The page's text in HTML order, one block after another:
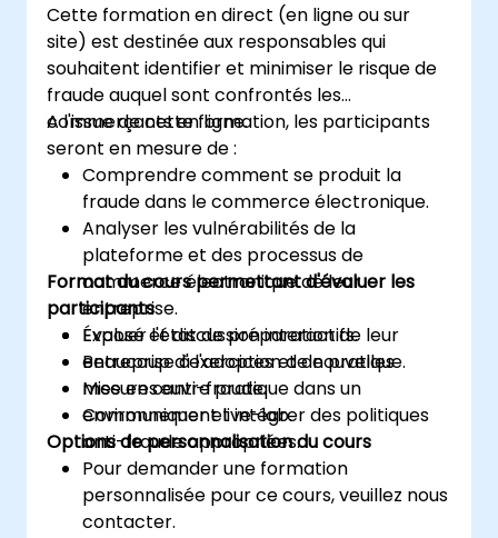
visualisation.
Déboguer et optimiser leur code
d'analyse des données.
Cette formation en direct (en ligne ou sur
site) est destinée aux responsables qui
souhaitent identifier et minimiser le risque de
fraude auquel sont confrontés les
commerçants en ligne.
A l'issue de cette formation, les participants
seront en mesure de :
Comprendre comment se produit la
fraude dans le commerce électronique.
Analyser les vulnérabilités de la
plateforme et des processus de
commerce électronique de leur
entreprise.
Évaluer l'état de préparation de leur
entreprise à l'adoption de nouvelles
mesures anti-fraude.
Communiquer et intégrer des politiques
anti-fraude appropriées.
Format du cours permettant d'évaluer les
participants
Exposé et discussion interactifs.
Beaucoup d'exercices et de pratique.
Mise en œuvre pratique dans un
environnement live-lab.
Options de personnalisation du cours
Pour demander une formation
personnalisée pour ce cours, veuillez nous
contacter.